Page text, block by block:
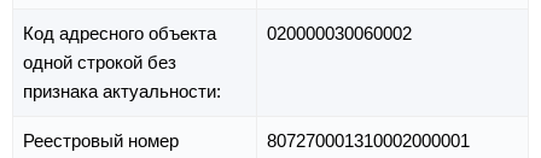
Код адресного объекта
одной строкой без
признака актуальности:
020000030060002
Реестровый номер
807270001310002000001